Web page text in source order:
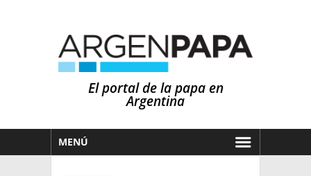
El portal de la papa en
Argentina
MENÚ